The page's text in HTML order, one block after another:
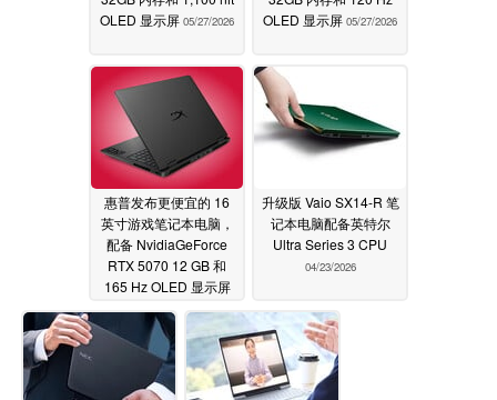
OLED 显示屏 05/27/2026
OLED 显示屏 05/27/2026
惠普发布更便宜的 16
英寸游戏笔记本电脑，
配备 NvidiaGeForce
RTX 5070 12 GB 和
165 Hz OLED 显示屏
05/27/2026
升级版 Vaio SX14-R 笔
记本电脑配备英特尔
Ultra Series 3 CPU
04/23/2026